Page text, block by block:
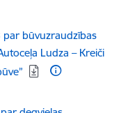
būvuzraudzības
Ludza – Kreiči